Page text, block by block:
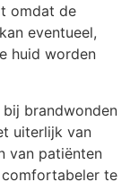
omdat de
eventueel,
huid worden
brandwonden
uiterlijk van
van patiënten
comfortabeler te